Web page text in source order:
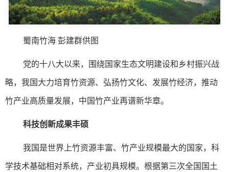
蜀南竹海 彭建群供图
党的十八大以来，围绕国家生态文明建设和乡村振兴战
略，我国大力培育竹资源、弘扬竹文化、发展竹经济，推动
竹产业高质量发展，中国竹产业再谱新华章。
科技创新成果丰硕
我国是世界上竹资源丰富、竹产业规模最大的国家，科
学技术基础相对系统，产业初具规模。根据第三次全国国土